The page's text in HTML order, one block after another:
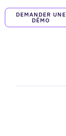
DEMANDER UNE
DÉMO